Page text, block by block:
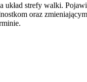
strefy walki.
oraz